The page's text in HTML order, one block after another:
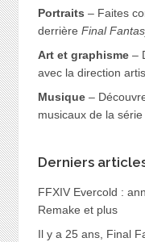
Portraits – Faites
derrière Final
Art et graphisme–
avec la direction
Musique–
musicaux de la série
Derniers
FFXIV Evercold :
Remake et plus
Il y a 25 ans, Final